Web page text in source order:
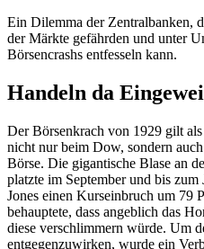
Ein Dilemma der Zentralbanken,
der Märkte gefährden und unter
Börsencrashs entfesseln kann.
Handeln da
Der Börsenkrach von 1929 gilt
nicht nur beim Dow, sondern
Börse. Die gigantische Blase an
platzte im September und bis
Jones einen Kurseinbruch um 79
behauptete, dass angeblich das
diese verschlimmern würde. Um
entgegenzuwirken, wurde ein